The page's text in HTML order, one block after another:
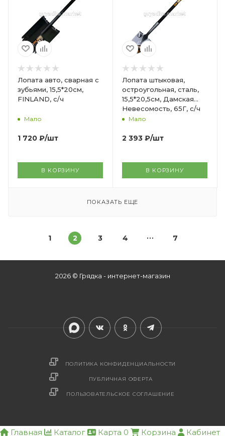
Лопата авто, сварная с
зубьями, 15,5*20см,
FINLAND, с/ч
Мало
1 720 ₽/шт
В КОРЗИНУ
Лопата штыковая,
остроугольная, сталь,
15,5*20,5см, Дамская
Невесомость, 65Г, с/ч
ал. V-ручка
Мало
2 393 ₽/шт
В КОРЗИНУ
ПОКАЗАТЬ ЕЩЕ
1 2 3 4 7
2026 © Грядка - интернет-магазин
ПОЛИТИКА КОНФИДЕНЦИАЛЬНОСТИ
ПУБЛИЧНАЯ ОФЕРТА
ПОЛЬЗОВАТЕЛЬСКОЕ СОГЛАШЕНИЕ
Главная Каталог Карта 0 Корзина Кабинет